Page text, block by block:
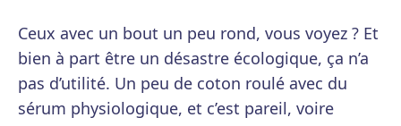
Ceux avec un bout un peu rond, vous voyez ? Et
bien à part être un désastre écologique, ça n’a
pas d’utilité. Un peu de coton roulé avec du
sérum physiologique, et c’est pareil, voire